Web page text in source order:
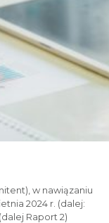
w nawiązaniu
2024 r. (dalej:
Raport 2)